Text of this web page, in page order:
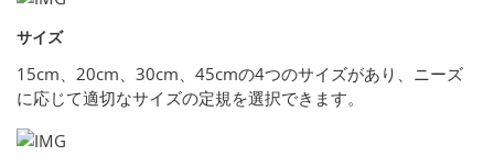
サイズ
15cm、20cm、30cm、45cmの4つのサイズがあり、ニーズ
に応じて適切なサイズの定規を選択できます。